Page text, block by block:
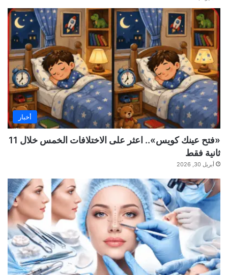
أخبار
«فتح عينك كويس».. اعثر على الاختلافات الخمس خلال 11
ثانية فقط
أبريل 30, 2026